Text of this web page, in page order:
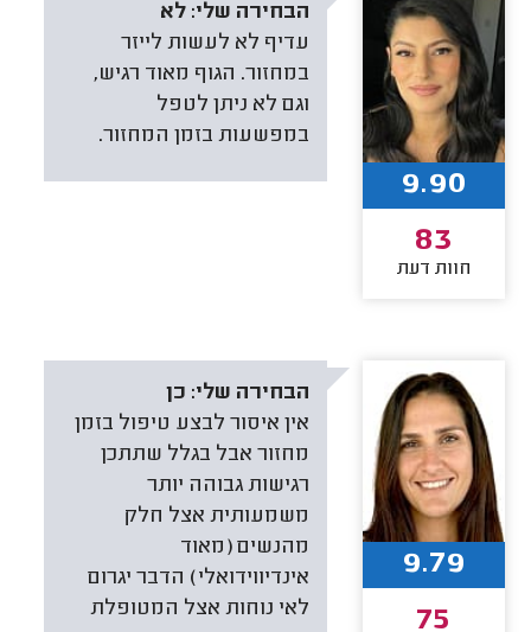
הבחירה שלי: לא
עדיף לא לעשות לייזר
במחזור. הגוף מאוד רגיש,
וגם לא ניתן לטפל
במפשעות בזמן המחזור.
9.90
83
חוות דעת
הבחירה שלי: כן
אין איסור לבצע טיפול בזמן
מחזור אבל בגלל שתתכן
רגישות גבוהה יותר
משמעותית אצל חלק
מהנשים (מאוד
אינדיווידואלי) הדבר יגרום
לאי נוחות אצל המטופלת
9.79
75